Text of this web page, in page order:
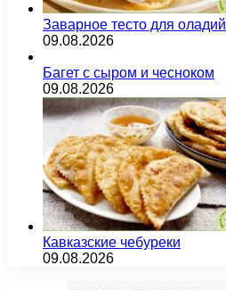
Заварное тесто для оладий
09.08.2026
Багет с сыром и чесноком
09.08.2026
Кавказские чебуреки
09.08.2026